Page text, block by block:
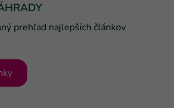
prehľad najlepších článkov